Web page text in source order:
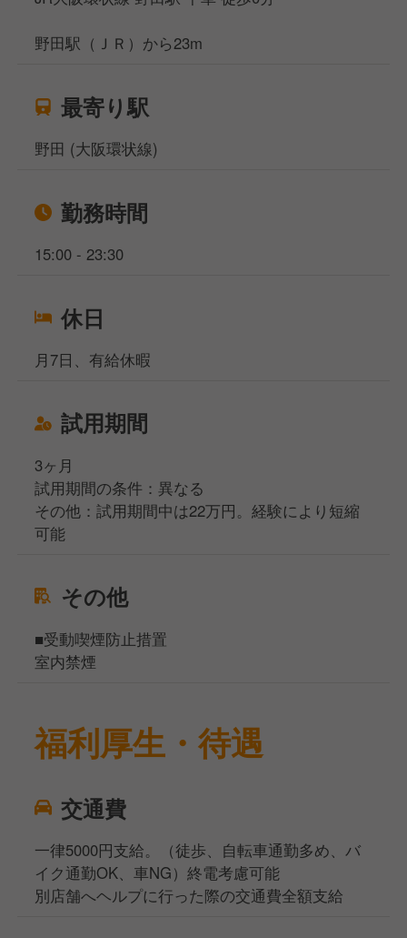
野田駅（ＪＲ）から23m
最寄り駅
野田 (大阪環状線)
勤務時間
15:00 - 23:30
休日
月7日、有給休暇
試用期間
3ヶ月
試用期間の条件：異なる
その他：試用期間中は22万円。経験により短縮
可能
その他
■受動喫煙防止措置
室内禁煙
福利厚生・待遇
交通費
一律5000円支給。（徒歩、自転車通勤多め、バ
イク通勤OK、車NG）終電考慮可能
別店舗へヘルプに行った際の交通費全額支給